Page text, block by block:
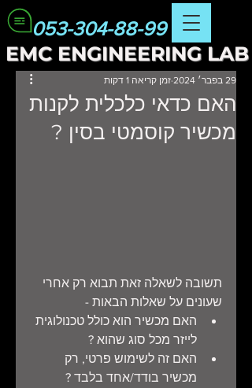
053-304-88-99
EMCENGINEERING LAB
האם כדאי כלכלית לקנות
מכשיר קוסמטי בסין ?
29 בפבר׳ 2024 זמן קריאה 1 דקות
תשובה לשאלה זאת תבוא רק אחרי
שעונים על שאלות הבאות -
האם מכשיר הוא כולל טכנולוגית
לייזר מכל סוג שהוא ?
האם זה לשימוש פרטי, רק
מכשיר בודד/אחד בלבד ?